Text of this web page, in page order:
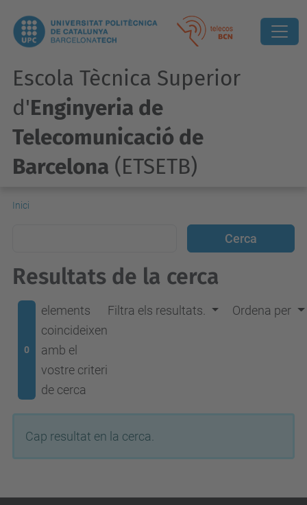
Escola Tècnica Superior
d'Enginyeria de
Telecomunicació de
Barcelona (ETSETB)
Inici
Resultats de la cerca
0
elements
coincideixen
amb el
vostre criteri
de cerca
Filtra els resultats. Ordena per
Cap resultat en la cerca.